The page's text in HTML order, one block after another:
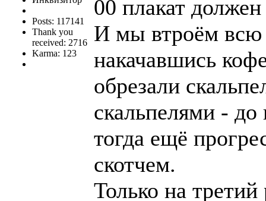
Posts: 117141
Thank you
received: 2716
Karma: 123
00 плакат
И мы втроём всю
накачавшись
обрезали
скальпелями -
тогда ещё
скотчем.
Только на